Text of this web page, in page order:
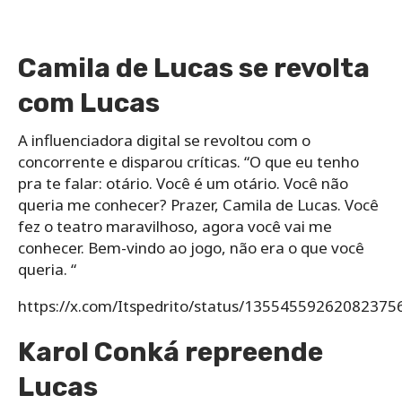
Camila de Lucas se revolta
com Lucas
A influenciadora digital se revoltou com o
concorrente e disparou críticas. “O que eu tenho
pra te falar: otário. Você é um otário. Você não
queria me conhecer? Prazer, Camila de Lucas. Você
fez o teatro maravilhoso, agora você vai me
conhecer. Bem-vindo ao jogo, não era o que você
queria. “
https://x.com/Itspedrito/status/
Karol Conká repreende
Lucas